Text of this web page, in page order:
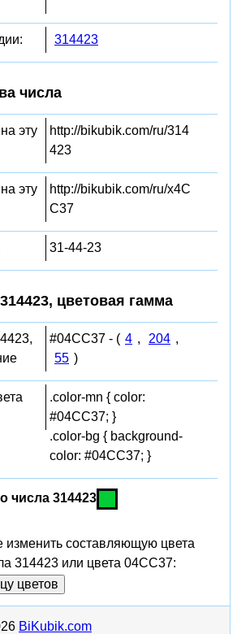
314423
числа
эту
http://bikubik.com/ru/314
423
эту
http://bikubik.com/ru/x4C
C37
31-44-23
цветовая гамма
#04CC37 - ( 4 , 204 ,
55 )
.color-mn { color:
#04CC37; }
.color-bg { background-
color: #04CC37; }
числа 314423
изменить составляющую цвета
314423 или цвета 04CC37:
цветов
BiKubik.com